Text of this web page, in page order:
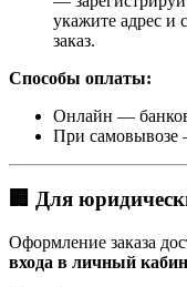
укажите адрес и
заказ.
Способы оплаты:
Онлайн —
При самовывозе
🏢 Для
Оформление заказа
входа в личный